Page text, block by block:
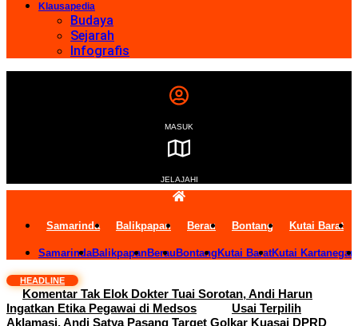
Klausapedia
Budaya
Sejarah
Infografis
MASUK
JELAJAHI
Samarinda Balikpapan Berau Bontang Kutai Barat
SamarindaBalikpapanBerau Bontang Kutai BaratKutai
HEADLINE
Komentar Tak Elok Dokter Tuai Sorotan, Andi Harun
Ingatkan Etika Pegawai di Medsos
Usai Terpilih
Aklamasi, Andi Satya Pasang Target Golkar Kuasai DPRD